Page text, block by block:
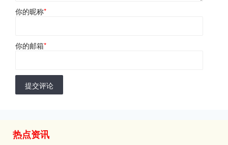
你的昵称*
你的邮箱*
提交评论
热点资讯